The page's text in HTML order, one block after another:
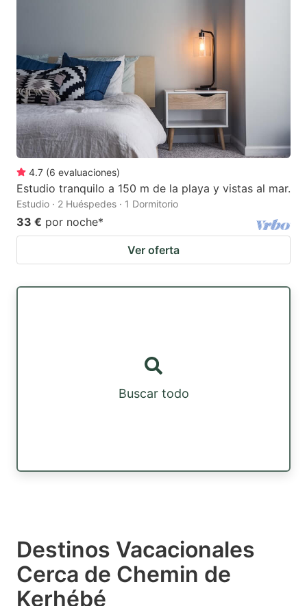
4.7 (6 evaluaciones)
Estudio tranquilo a 150 m de la playa y vistas al mar.
Estudio · 2 Huéspedes · 1 Dormitorio
33 € por noche*
Ver oferta
Buscar todo
Destinos Vacacionales
Cerca de Chemin de
Kerhébé